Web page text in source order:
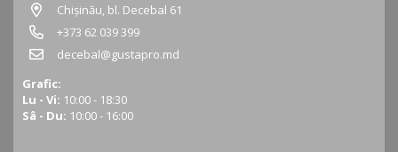
Chișinău, bl. Decebal 61
+373 62 039 399
decebal@gustapro.md
Grafic:
Lu - Vi: 10:00 - 18:30
Sâ - Du: 10:00 - 16:00